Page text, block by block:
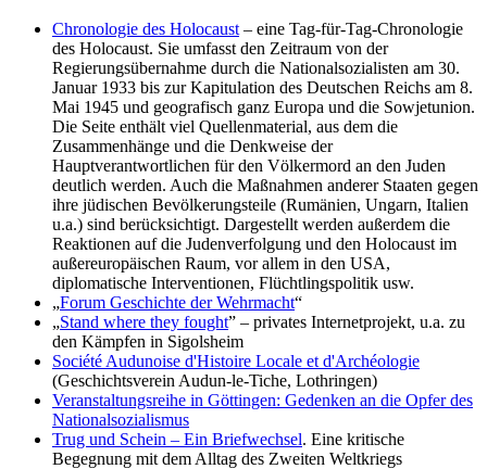
Chronologie des Holocaust – eine Tag-für-Tag-Chronologie
des Holocaust. Sie umfasst den Zeitraum von der
Regierungsübernahme durch die Nationalsozialisten am 30.
Januar 1933 bis zur Kapitulation des Deutschen Reichs am 8.
Mai 1945 und geografisch ganz Europa und die Sowjetunion.
Die Seite enthält viel Quellenmaterial, aus dem die
Zusammenhänge und die Denkweise der
Hauptverantwortlichen für den Völkermord an den Juden
deutlich werden. Auch die Maßnahmen anderer Staaten gegen
ihre jüdischen Bevölkerungsteile (Rumänien, Ungarn, Italien
u.a.) sind berücksichtigt. Dargestellt werden außerdem die
Reaktionen auf die Judenverfolgung und den Holocaust im
außereuropäischen Raum, vor allem in den USA,
diplomatische Interventionen, Flüchtlingspolitik usw.
„Forum Geschichte der Wehrmacht“
„Stand where they fought” – privates Internetprojekt, u.a. zu
den Kämpfen in Sigolsheim
Société Audunoise d'Histoire Locale et d'Archéologie
(Geschichtsverein Audun-le-Tiche, Lothringen)
Veranstaltungsreihe in Göttingen: Gedenken an die Opfer des
Nationalsozialismus
Trug und Schein – Ein Briefwechsel. Eine kritische
Begegnung mit dem Alltag des Zweiten Weltkriegs